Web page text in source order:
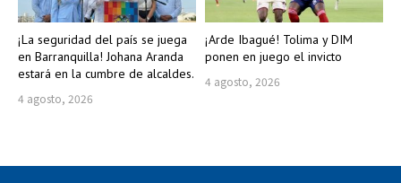
¡La seguridad del país se juega
en Barranquilla! Johana Aranda
estará en la cumbre de alcaldes.
4 agosto, 2026
¡Arde Ibagué! Tolima y DIM
ponen en juego el invicto
4 agosto, 2026